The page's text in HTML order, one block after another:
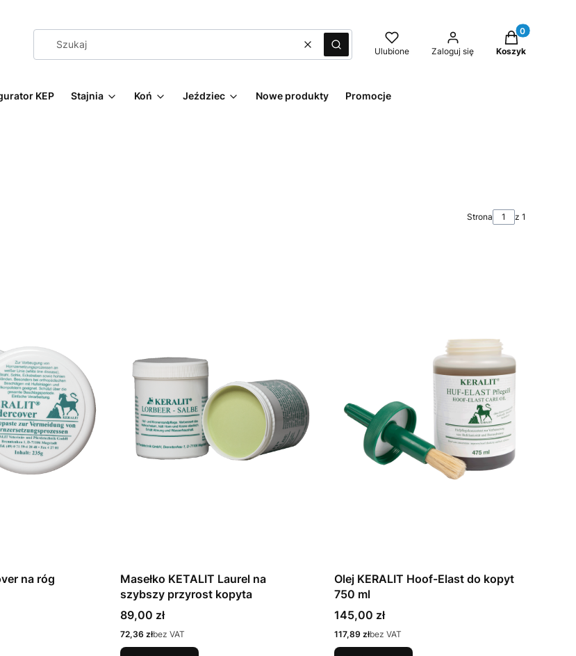
WyczyśćSzukaj Ulubione Zaloguj się
Produkty w
Koszyk
KEP Stajnia Koń Jeździec Nowe produkty Promocje
Strona z 1
na róg
Masełko KETALIT Laurel na
szybszy przyrost kopyta
Cena
89,00 zł
Cena
72,36 złbez VAT
Olej KERALIT Hoof-Elast do kopyt
750 ml
Cena
145,00 zł
Cena
117,89 złbez VAT